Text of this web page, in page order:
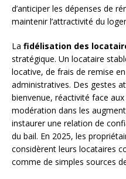
d’anticiper les dépenses de
maintenir l’attractivité du
La fidélisation des
stratégique. Un locataire
locative, de frais de remise
administratives. Des gestes
bienvenue, réactivité face
modération dans les
instaurer une relation de
du bail. En 2025, les
considèrent leurs locataires
comme de simples sources